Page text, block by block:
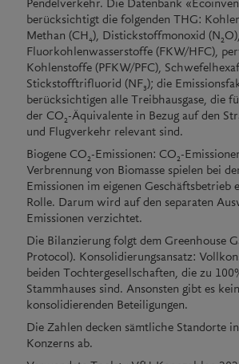
Pendelverkehr. Die Datenbank
berücksichtigt die folgenden THG:
Methan (CH4), Distickstoffmonoxid (N2O),
Fluorkohlenwasserstoffe (FKW/HFC),
Kohlenstoffe (PFKW/PFC),
Stickstofftrifluorid (NF3); die
berücksichtigen alle Treibhausgase, die
der CO2-Äquivalente in Bezug auf den
und Flugverkehr relevant sind.
Biogene CO2-Emissionen: CO2-
Verbrennung von Biomasse spielen bei
Emissionen im eigenen Geschäftsbetrieb
Rolle. Darum wird auf den separaten
Emissionen verzichtet.
Die Bilanzierung folgt dem Greenhouse
Protocol). Konsolidierungsansatz:
beiden Tochtergesellschaften, die zu
Stammhauses sind. Ansonsten gibt es
konsolidierenden Beteiligungen.
Die Zahlen decken sämtliche Standorte
Konzerns ab.